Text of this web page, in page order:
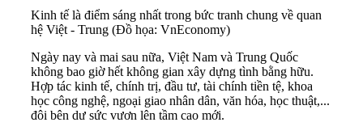
Kinh tế là điểm sáng nhất trong bức tranh chung về quan
hệ Việt - Trung (Đồ họa: VnEconomy)
Ngày nay và mai sau nữa, Việt Nam và Trung Quốc
không bao giờ hết không gian xây dựng tình bằng hữu.
Hợp tác kinh tế, chính trị, đầu tư, tài chính tiền tệ, khoa
học công nghệ, ngoại giao nhân dân, văn hóa, học thuật,...
đôi bên dư sức vươn lên tầm cao mới.